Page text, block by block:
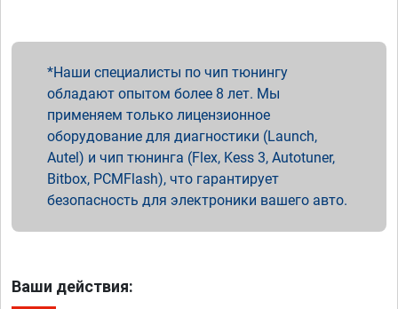
Наши специалисты по чип тюнингу
обладают опытом более 8 лет. Мы
применяем только лицензионное
оборудование для диагностики (Launch,
Autel) и чип тюнинга (Flex, Kess 3, Autotuner,
Bitbox, PCMFlash), что гарантирует
безопасность для электроники вашего авто.
Ваши действия: